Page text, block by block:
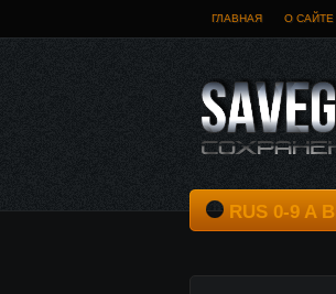
ГЛАВНАЯ О САЙТЕ
RUS 0-9 A B